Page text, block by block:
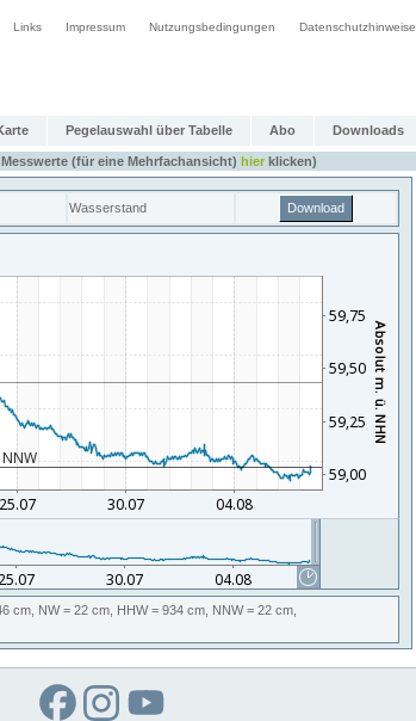
Links Impressum Nutzungsbedingungen Datenschutzhinweise
Pegelauswahl über Tabelle Abo Downloads
(für eine Mehrfachansicht) hierklicken)
Wasserstand Download
cm, NW= 22 cm, HHW= 934 cm, NNW= 22 cm,